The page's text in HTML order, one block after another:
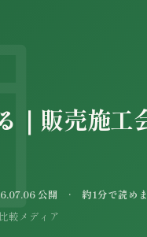
｜販売施工
公開 · 約1分で読め
較メディア